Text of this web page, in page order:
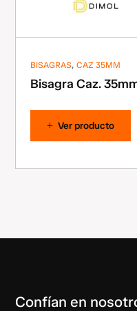
BISAGRAS, CAZ 35MM
Bisagra Caz.
Ver producto
Confían en